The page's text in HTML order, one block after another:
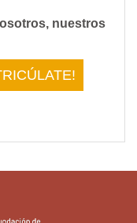
nuestros